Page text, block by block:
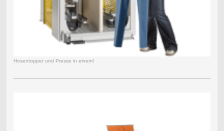
Hosentopper und Presse in einem!